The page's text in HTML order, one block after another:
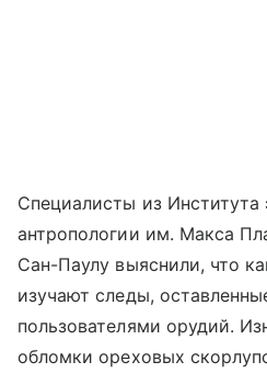
Специалисты из
антропологии им. Макса
Сан-Паулу выяснили, что
изучают следы,
пользователями орудий.
обломки ореховых